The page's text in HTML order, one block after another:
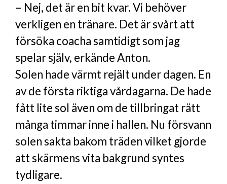
– Nej, det är en bit kvar. Vi behöver
verkligen en tränare. Det är svårt att
försöka coacha samtidigt som jag
spelar själv, erkände Anton.
Solen hade värmt rejält under dagen. En
av de första riktiga vårdagarna. De hade
fått lite sol även om de tillbringat rätt
många timmar inne i hallen. Nu försvann
solen sakta bakom träden vilket gjorde
att skärmens vita bakgrund syntes
tydligare.